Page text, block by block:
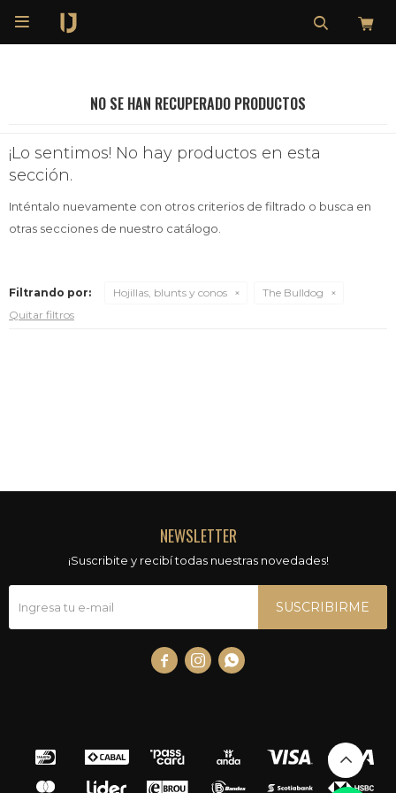

NO SE HAN RECUPERADO PRODUCTOS
¡Lo sentimos! No hay productos en esta
sección.
Inténtalo nuevamente con otros criterios de filtrado o busca en
otras secciones de nuestro catálogo.
Filtrando por: Hojillas, blunts y conos
The Bulldog
Quitar filtros
NEWSLETTER
¡Suscribite y recibí todas nuestras novedades!
SUSCRIBIRME
  